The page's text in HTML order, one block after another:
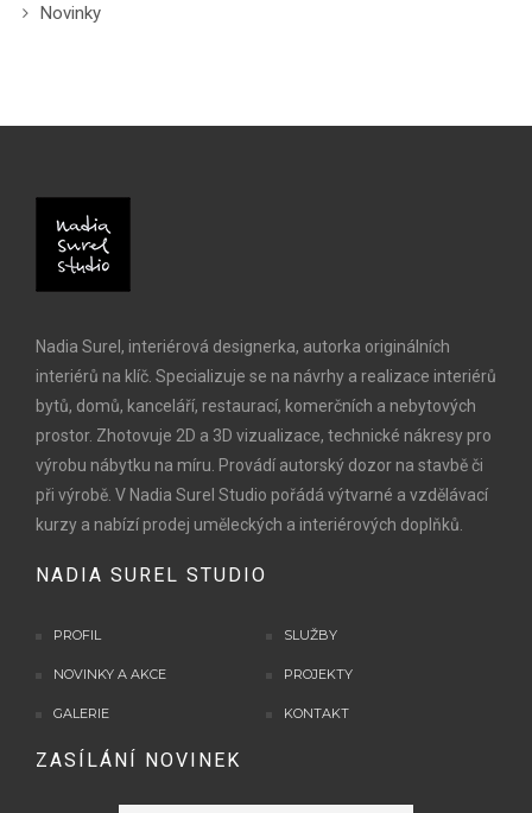
Novinky
Nadia Surel, interiérová designerka, autorka originálních
interiérů na klíč. Specializuje se na návrhy a realizace interiérů
bytů, domů, kanceláří, restaurací, komerčních a nebytových
prostor. Zhotovuje 2D a 3D vizualizace, technické nákresy pro
výrobu nábytku na míru. Provádí autorský dozor na stavbě či
při výrobě. V Nadia Surel Studio pořádá výtvarné a vzdělávací
kurzy a nabízí prodej uměleckých a interiérových doplňků.
NADIA SUREL STUDIO
PROFIL SLUŽBY
NOVINKY A AKCE PROJEKTY
GALERIE KONTAKT
ZASÍLÁNÍ NOVINEK